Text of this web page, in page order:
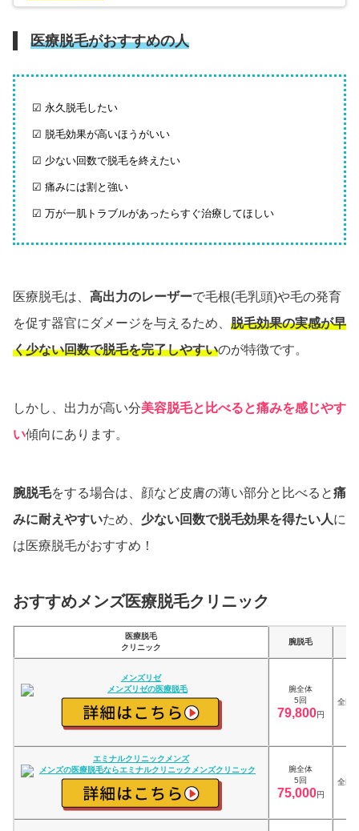
医療脱毛がおすすめの人
☑ 永久脱毛したい
☑ 脱毛効果が高いほうがいい
☑ 少ない回数で脱毛を終えたい
☑ 痛みには割と強い
☑ 万が一肌トラブルがあったらすぐ治療してほしい
医療脱毛は、 高出力のレーザーで毛根(毛乳頭)や毛の発育
を促す器官にダメージを与えるため、 脱毛効果の実感が早
く少ない回数で脱毛を完了しやすいのが特徴です。
しかし、出力が高い分美容脱毛と比べると痛みを感じやす
い傾向にあります。
腕脱毛をする場合は、顔など皮膚の薄い部分と比べると痛
みに耐えやすいため、 少ない回数で脱毛効果を得たい人に
は医療脱毛がおすすめ！
おすすめメンズ医療脱毛クリニック
医療脱毛
クリニック
腕脱毛
メンズリゼ
腕全体
5回
79,800円
全国
エミナルクリニックメンズ
腕全体
5回
75,000円
全国